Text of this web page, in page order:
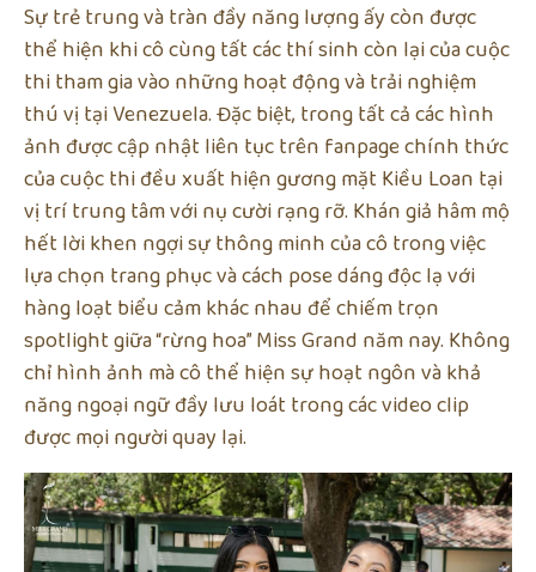
Sự trẻ trung và tràn đầy năng lượng ấy còn được
thể hiện khi cô cùng tất các thí sinh còn lại của cuộc
thi tham gia vào những hoạt động và trải nghiệm
thú vị tại Venezuela. Đặc biệt, trong tất cả các hình
ảnh được cập nhật liên tục trên fanpage chính thức
của cuộc thi đều xuất hiện gương mặt Kiều Loan tại
vị trí trung tâm với nụ cười rạng rỡ. Khán giả hâm mộ
hết lời khen ngợi sự thông minh của cô trong việc
lựa chọn trang phục và cách pose dáng độc lạ với
hàng loạt biểu cảm khác nhau để chiếm trọn
spotlight giữa “rừng hoa” Miss Grand năm nay. Không
chỉ hình ảnh mà cô thể hiện sự hoạt ngôn và khả
năng ngoại ngữ đầy lưu loát trong các video clip
được mọi người quay lại.